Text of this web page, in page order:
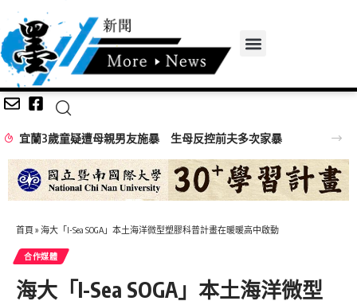
宜蘭3歲童疑遭母親男友施暴 生母反控前夫多次家暴
首頁 » 海大「I-Sea SOGA」本土海洋微型塑膠科普計畫在暖暖高中啟動
合作媒體
海大「I-Sea SOGA」本土海洋微型